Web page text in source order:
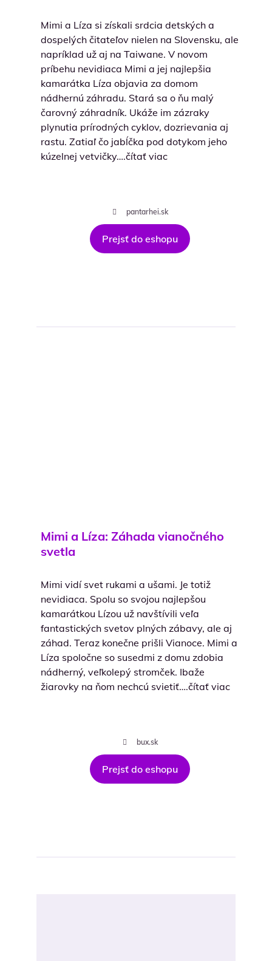
Mimi a Líza si získali srdcia detských a
dospelých čitateľov nielen na Slovensku, ale
napríklad už aj na Taiwane. V novom
príbehu nevidiaca Mimi a jej najlepšia
kamarátka Líza objavia za domom
nádhernú záhradu. Stará sa o ňu malý
čarovný záhradník. Ukáže im zázraky
plynutia prírodných cyklov, dozrievania aj
rastu. Zatiaľ čo jabĺčka pod dotykom jeho
kúzelnej vetvičky….čítať viac
pantarhei.sk
Prejsť do eshopu
Mimi a Líza: Záhada vianočného
svetla
Mimi vidí svet rukami a ušami. Je totiž
nevidiaca. Spolu so svojou najlepšou
kamarátkou Lízou už navštívili veľa
fantastických svetov plných zábavy, ale aj
záhad. Teraz konečne prišli Vianoce. Mimi a
Líza spoločne so susedmi z domu zdobia
nádherný, veľkolepý stromček. Ibaže
žiarovky na ňom nechcú svietiť….čítať viac
bux.sk
Prejsť do eshopu